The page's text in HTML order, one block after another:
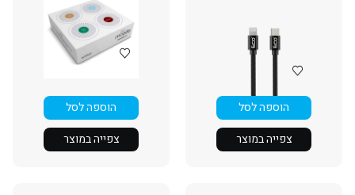
הוספה לסל
צפייה במוצר
הוספה לסל
צפייה במוצר